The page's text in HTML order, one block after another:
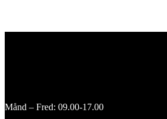
Månd – Fred: 09.00-17.00